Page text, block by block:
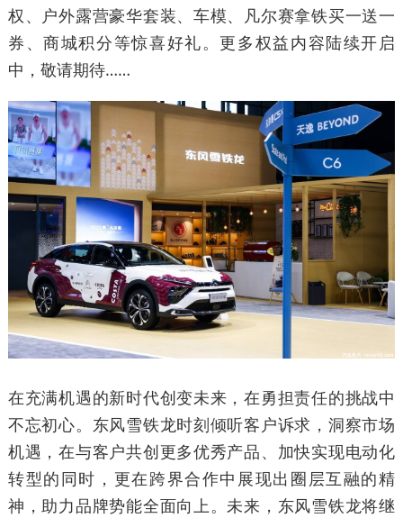
权、户外露营豪华套装、车模、凡尔赛拿铁买一送一
券、商城积分等惊喜好礼。更多权益内容陆续开启
中，敬请期待……
在充满机遇的新时代创变未来，在勇担责任的挑战中
不忘初心。东风雪铁龙时刻倾听客户诉求，洞察市场
机遇，在与客户共创更多优秀产品、加快实现电动化
转型的同时，更在跨界合作中展现出圈层互融的精
神，助力品牌势能全面向上。未来，东风雪铁龙将继